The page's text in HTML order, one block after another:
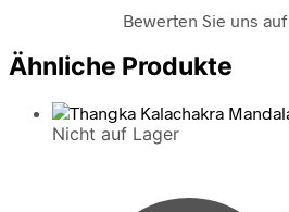
Bewerten Sie uns auf
Ähnliche Produkte
Nicht auf Lager